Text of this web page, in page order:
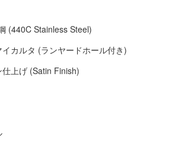
(440C Stainless Steel)
カルタ (ランヤードホール付き)
上げ (Satin Finish)